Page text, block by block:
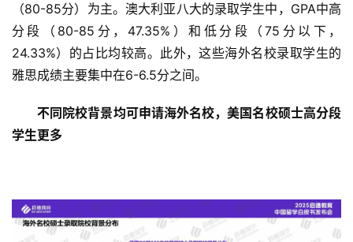
（80-85分）为主。澳大利亚八大的录取学生中，GPA中高
分段（80-85分，47.35%）和低分段（75分以下，
24.33%）的占比均较高。此外，这些海外名校录取学生的
雅思成绩主要集中在6-6.5分之间。
不同院校背景均可申请海外名校，美国名校硕士高分段
学生更多